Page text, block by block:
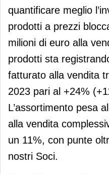
quantificare meglio
prodotti a prezzi
milioni di euro alla
prodotti sta
fatturato alla vendita
2023 pari al +24%
L’assortimento pesa
alla vendita
un 11%, con punte
nostri Soci.